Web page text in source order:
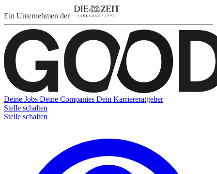
Ein Unternehmen der
Deine Jobs Deine Companies Dein Karriereratgeber
Stelle schalten
Stelle schalten